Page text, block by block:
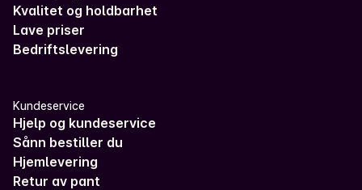
Kvalitet og holdbarhet
Lave priser
Bedriftslevering
Kundeservice
Hjelp og kundeservice
Sånn bestiller du
Hjemlevering
Retur av pant